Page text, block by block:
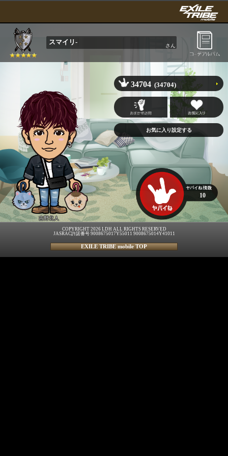
スマイリ- さん
吉野北人
34704 (34704)
10
COPYRIGHT 2026 LDH ALL RIGHTS RESERVED
JASRAC許諾番号 9008675017Y55011 9008675014Y41011
EXILE TRIBE mobile TOP